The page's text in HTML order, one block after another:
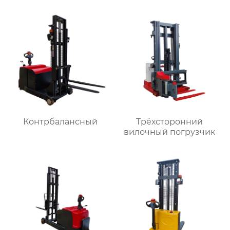
Контрбалансный
Трёхсторонний
вилочный погрузчик